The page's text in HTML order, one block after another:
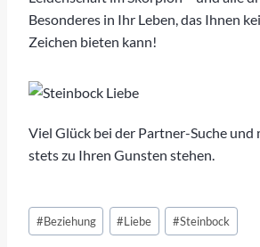
Besonderes in Ihr Leben, das Ihnen
Zeichen bieten kann!
Viel Glück bei der Partner-Suche und
stets zu Ihren Gunsten stehen.
Schlagworte:
#Beziehung #Liebe #Steinbock